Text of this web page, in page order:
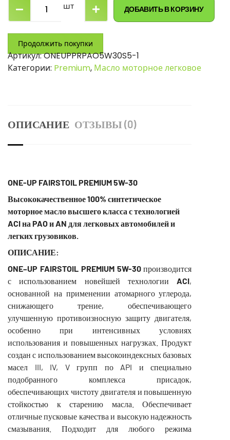
шт ДОБАВИТЬ В КОРЗИНУ
Продолжить покупки
Артикул:ONEUPPRPAO5W30S5-1
Категории: Premium, Масло моторное легковое
ОПИСАНИЕ ОТЗЫВЫ (0)
ONE-UP FAIRSTOIL PREMIUM5W-30
Высококачественное 100% синтетическое
моторное масло высшего класса с технологией
ACIна PAOиAN для легковых автомобилей и
легких грузовиков.
ОПИСАНИЕ:
ONE–UP FAIRSTOIL PREMIUM5W-30производится
с использованием новейшей технологииACI,
основанной на применении атомарного углерода,
снижающего трение, обеспечивающего
улучшенную противоизносную защиту двигателя,
особенно при интенсивных условиях
использования и повышенных нагрузках. Продукт
создан с использованием высокоиндексных базовых
масел III, IV, V групп по API и специально
подобранного комплекса присадок,
обеспечивающих чистоту двигателя и повышенную
стойкостью к старению масла. Обеспечивает
отличные пусковые качества и высокую надежность
смазывания. Подходит для любого режима